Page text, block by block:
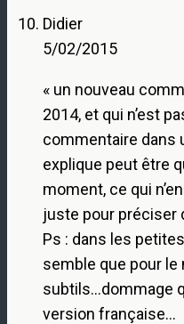
Didier
5/02/2015
« un nouveau
2014, et qui n’est
commentaire dans
explique peut être
moment, ce qui
juste pour préciser
Ps : dans les
semble que pour
subtils…dommage
version française…